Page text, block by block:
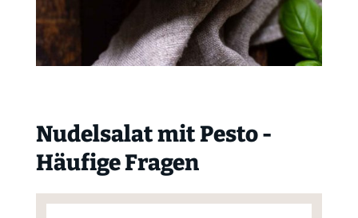
Nudelsalat mit Pesto -
Häufige Fragen